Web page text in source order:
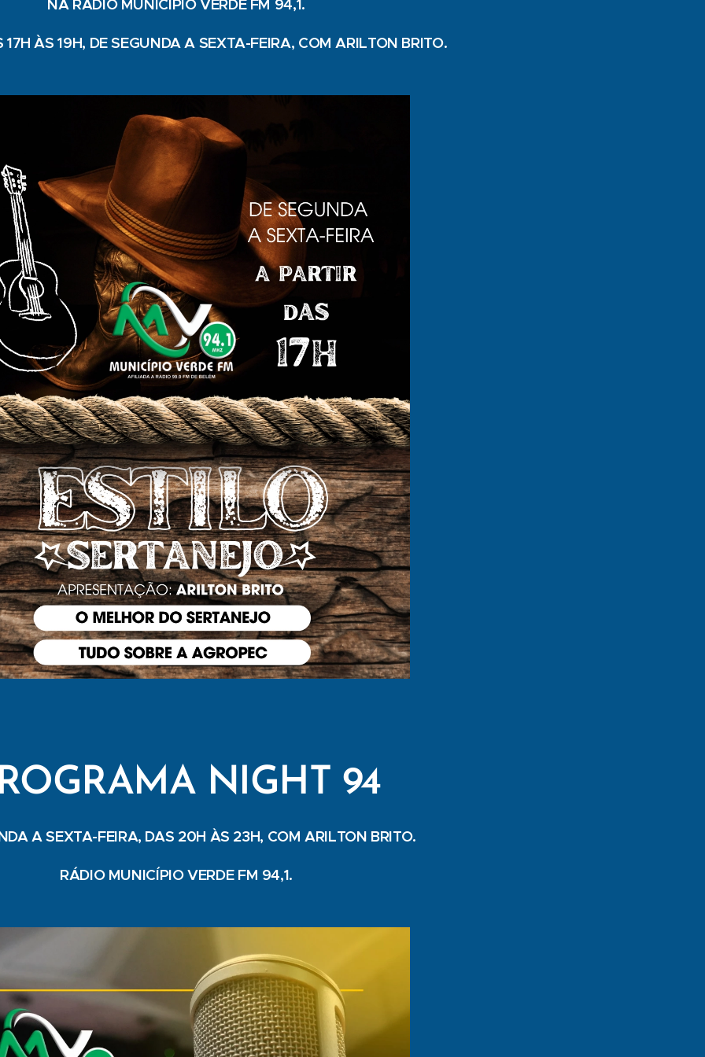
NA RÁDIO MUNICIPIO VERDE FM 94,1.
17H ÀS 19H, DE SEGUNDA A SEXTA-FEIRA, COM ARILTON BRITO.
NIGHT 94
A SEXTA-FEIRA, DAS 20H ÀS 23H, COM ARILTON BRITO.
RÁDIO MUNICÍPIO VERDE FM 94,1.